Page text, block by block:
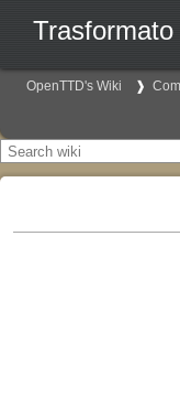
Trasformato
OpenTTD's Wiki